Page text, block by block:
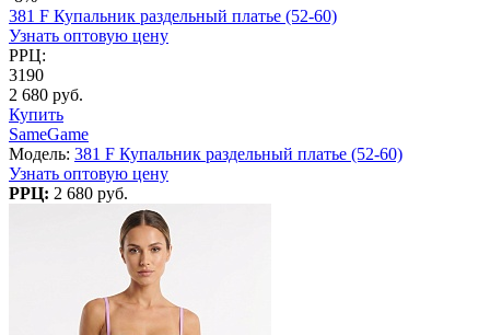
381 F Купальник раздельный платье (52-60)
Узнать оптовую цену
РРЦ:
3190
2 680 руб.
Купить
SameGame
Модель: 381 F Купальник раздельный платье (52-60)
Узнать оптовую цену
РРЦ: 2 680 руб.